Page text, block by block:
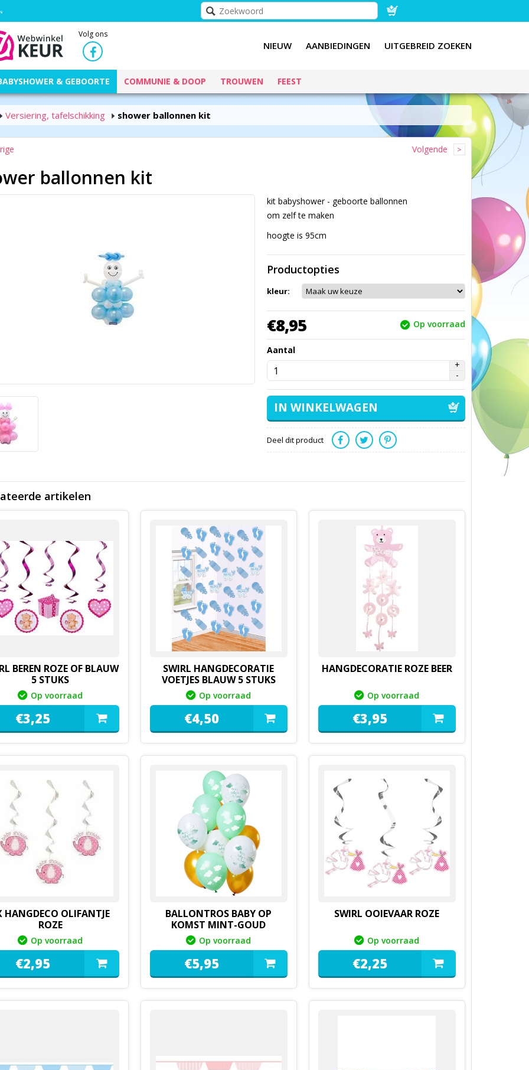
Volg ons
NIEUW AANBIEDINGEN UITGEBREID ZOEKEN
& GEBOORTE COMMUNIE & DOOP TROUWEN FEEST
Versiering, tafelschikking shower ballonnen kit
Volgende
ballonnen kit
kit babyshower - geboorte ballonnen
om zelf te maken
hoogte is 95cm
Productopties
kleur:
€8,95 Op voorraad
Aantal
Deel dit product
artikelen
BEREN ROZE OF BLAUW
5 STUKS
Op voorraad
€3,25
SWIRL HANGDECORATIE
VOETJES BLAUW 5 STUKS
Op voorraad
€4,50
HANGDECORATIE ROZE BEER
Op voorraad
€3,95
HANGDECO OLIFANTJE
ROZE
Op voorraad
€2,95
BALLONTROS BABY OP
KOMST MINT-GOUD
Op voorraad
€5,95
SWIRL OOIEVAAR ROZE
Op voorraad
€2,25